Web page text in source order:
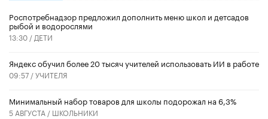
Роспотребнадзор предложил дополнить меню школ и детсадов
рыбой и водорослями
13:30 / ДЕТИ
​Яндекс обучил более 20 тысяч учителей использовать ИИ в работе
09:57 /УЧИТЕЛЯ
Минимальный набор товаров для школы подорожал на 6,3%
5 АВГУСТА / ШКОЛЬНИКИ